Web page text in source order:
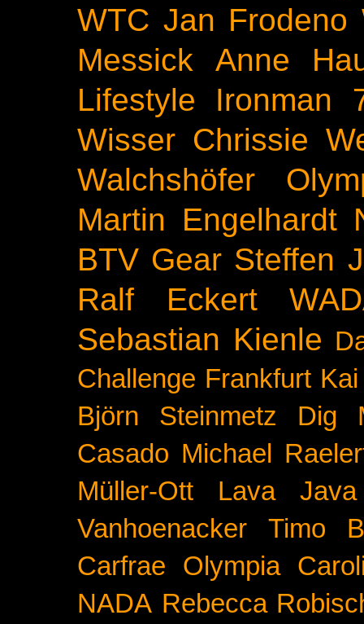
WTC Jan Frodeno
Messick
Anne
Lifestyle
Ironman
Wisser Chrissie
Walchshöfer
Martin Engelhardt
BTV Gear Steffen
Ralf Eckert
Sebastian Kienle
Challenge Frankfurt
Björn Steinmetz
Dig
Casado Michael
Müller-Ott
Lava Java
Vanhoenacker
Timo
Carfrae
Olympia
NADA Rebecca